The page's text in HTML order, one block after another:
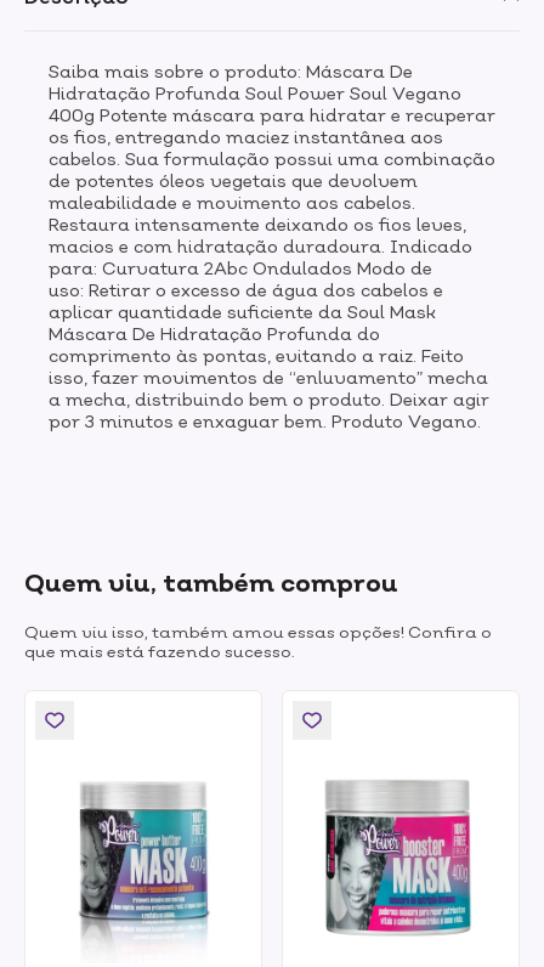
Saiba mais sobre o produto: Máscara De
Hidratação Profunda Soul Power Soul Vegano
400g Potente máscara para hidratar e recuperar
os fios, entregando maciez instantânea aos
cabelos. Sua formulação possui uma combinação
de potentes óleos vegetais que devolvem
maleabilidade e movimento aos cabelos.
Restaura intensamente deixando os fios leves,
macios e com hidratação duradoura. Indicado
para: Curvatura 2Abc Ondulados Modo de
uso: Retirar o excesso de água dos cabelos e
aplicar quantidade suficiente da Soul Mask
Máscara De Hidratação Profunda do
comprimento às pontas, evitando a raiz. Feito
isso, fazer movimentos de “enluvamento” mecha
a mecha, distribuindo bem o produto. Deixar agir
por 3 minutos e enxaguar bem. Produto Vegano.
Quem viu, também comprou
Quem viu isso, também amou essas opções! Confira o
que mais está fazendo sucesso.